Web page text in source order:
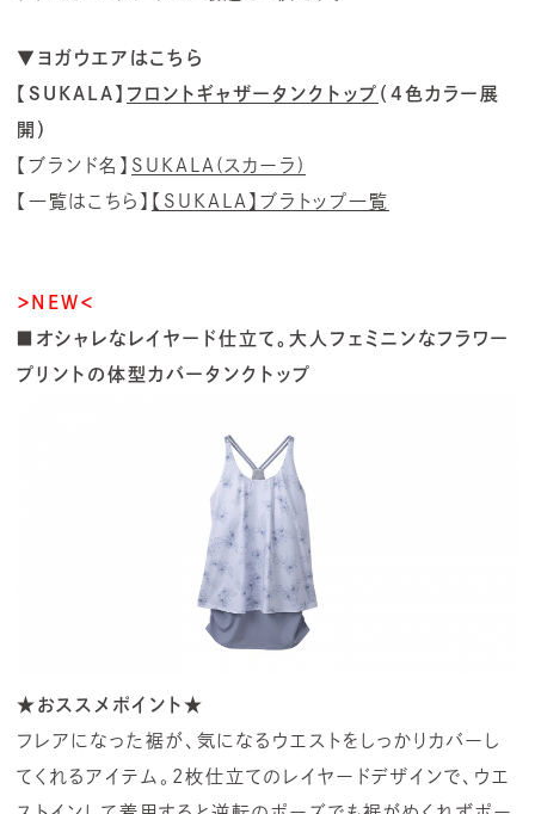
▼ヨガウエアはこちら
【SUKALA】 フロントギャザータンクトップ （4色カラー展
開）
【ブランド名】 SUKALA(スカーラ)
【一覧はこちら】 【SUKALA】ブラトップ一覧
＞NEW＜
■オシャレなレイヤード仕立て。大人フェミニンなフラワー
プリントの体型カバータンクトップ
★おススメポイント★
フレアになった裾が、気になるウエストをしっかりカバーし
てくれるアイテム。2枚仕立てのレイヤードデザインで、ウエ